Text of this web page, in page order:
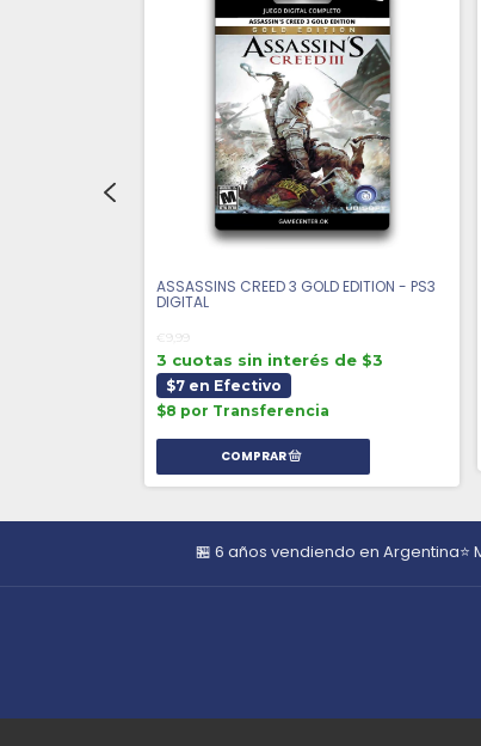
ASSASSINS CREED 3 GOLD EDITION - PS3
DIGITAL
€9,99
3 cuotas sin interés de $3
$7 en Efectivo
$8 por Transferencia
🏪 6 años vendiendo en Argentina⭐